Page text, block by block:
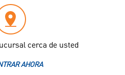
cerca de usted
AHORA